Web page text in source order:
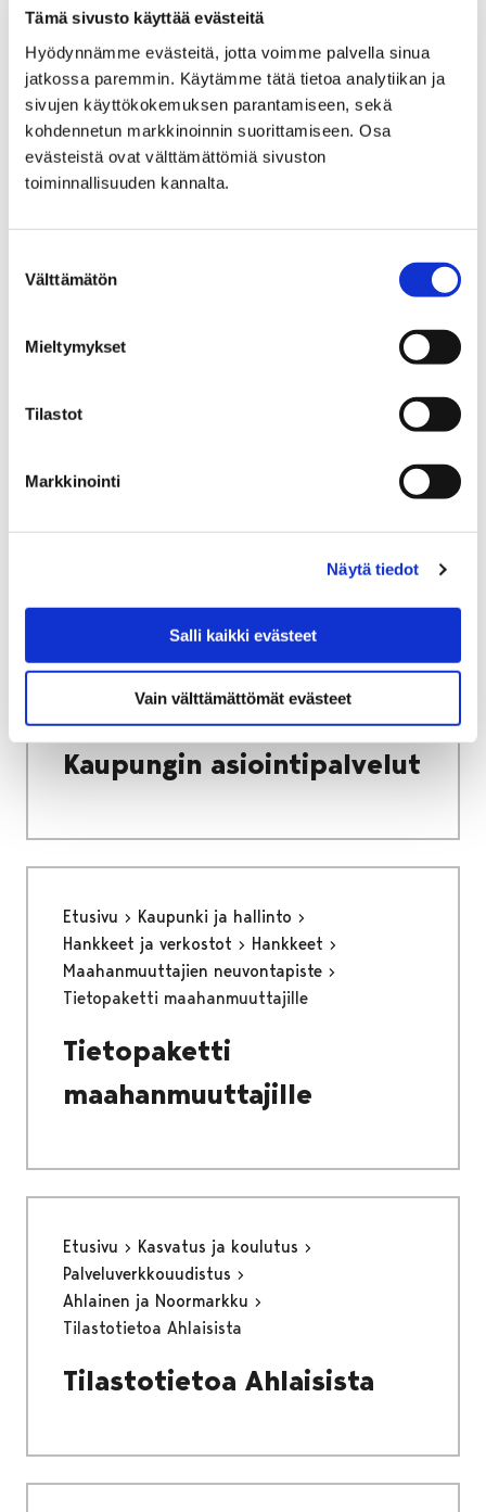
Tämä sivusto käyttää evästeitä
Hyödynnämme evästeitä, jotta voimme palvella sinua
jatkossa paremmin. Käytämme tätä tietoa analytiikan ja
sivujen käyttökokemuksen parantamiseen, sekä
kohdennetun markkinoinnin suorittamiseen. Osa
evästeistä ovat välttämättömiä sivuston
toiminnallisuuden kannalta.
valinta
Välttämätön
Mieltymykset
Tilastot
Markkinointi
Näytä tiedot
Salli kaikki evästeet
Vain välttämättömät evästeet
Etusivu
Kasvatus ja koulutus
Perusopetus
Opetus Kielten opiskelu
Kielten opiskelu
Töihin Porin kaupungille
kesätöitä ja vaikka kenelle. Tarjolla on
kesätyöpaikkaansa etsiville kuin opinnoissaan
Kaupungin asiointipalvelut
Kaupungin asiointipalvelut
Etusivu
Kaupunki ja hallinto
Hankkeet ja verkostot
Hankkeet
Maahanmuuttajien neuvontapiste
Tietopaketti maahanmuuttajille
Tietopaketti
maahanmuuttajille
Etusivu
Kasvatus ja koulutus
Palveluverkkouudistus
Ahlainen ja Noormarkku
Tilastotietoa Ahlaisista
Tilastotietoa Ahlaisista